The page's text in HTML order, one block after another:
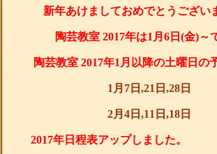
新年あけましておめでとうござい
陶芸教室 2017年は1月6日(金)～
陶芸教室 2017年1月以降の土曜日の
1月7日,21日,28日
2月4日,11日,18日
2017年日程表アップし